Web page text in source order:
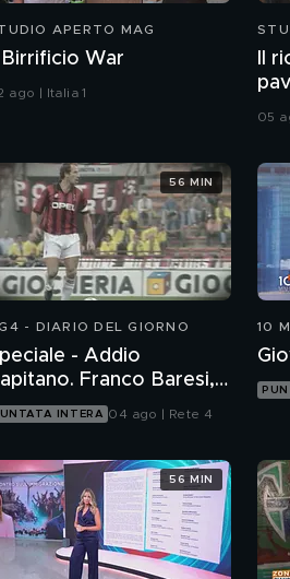
APERTO MAG
Birrificio War
ago | Italia 1
Il
05
- DIARIO DEL GIORNO
- Addio
Franco Baresi,
grande italiano
INTERA 04 ago | Rete 4
56 MIN
10
56 MIN